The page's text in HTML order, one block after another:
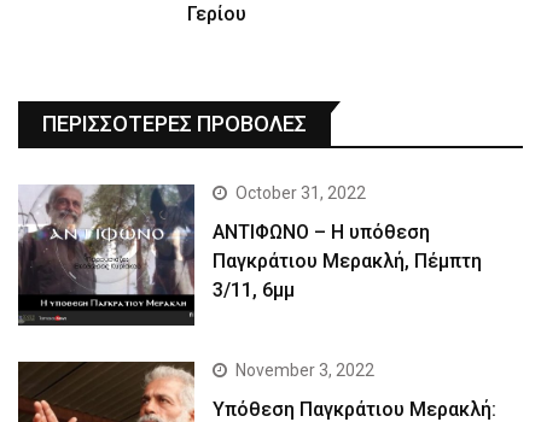
Γερίου
ΠΕΡΙΣΣΟΤΕΡΕΣ ΠΡΟΒΟΛΕΣ
October 31, 2022
ΑΝΤΙΦΩΝΟ – Η υπόθεση
Παγκράτιου Μερακλή, Πέμπτη
3/11, 6μμ
November 3, 2022
Yπόθεση Παγκράτιου Μερακλή: